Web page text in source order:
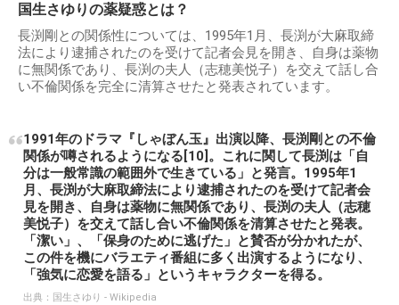
国生さゆりの薬疑惑とは？
長渕剛との関係性については、1995年1月、長渕が大麻取締
法により逮捕されたのを受けて記者会見を開き、自身は薬物
に無関係であり、長渕の夫人（志穂美悦子）を交えて話し合
い不倫関係を完全に清算させたと発表されています。
1991年のドラマ『しゃぼん玉』出演以降、長渕剛との不倫
関係が噂されるようになる[10]。これに関して長渕は「自
分は一般常識の範囲外で生きている」と発言。1995年1
月、長渕が大麻取締法により逮捕されたのを受けて記者会
見を開き、自身は薬物に無関係であり、長渕の夫人（志穂
美悦子）を交えて話し合い不倫関係を清算させたと発表。
「潔い」、「保身のために逃げた」と賛否が分かれたが、
この件を機にバラエティ番組に多く出演するようになり、
「強気に恋愛を語る」というキャラクターを得る。
出典： 国生さゆり - Wikipedia